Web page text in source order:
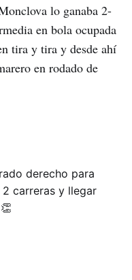
lo ganaba 2-
en bola ocupada
tira y tira y desde ahí
en rodado de
derecho para
carreras y llegar